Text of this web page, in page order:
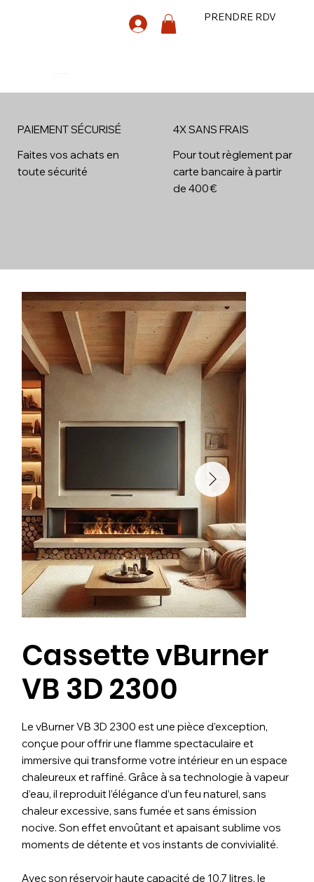
PRENDRE RDV
Cassette vBurner
VB 3D 2300
Le vBurner VB 3D 2300 est une pièce d’exception,
conçue pour offrir une flamme spectaculaire et
immersive qui transforme votre intérieur en un espace
chaleureux et raffiné. Grâce à sa technologie à vapeur
d’eau, il reproduit l’élégance d’un feu naturel, sans
chaleur excessive, sans fumée et sans émission
nocive. Son effet envoûtant et apaisant sublime vos
moments de détente et vos instants de convivialité.
Avec son réservoir haute capacité de 10,7 litres, le
PAIEMENT SÉCURISÉ
Faites vos achats en
toute sécurité
4x
4X SANS FRAIS
Pour tout règlement par
carte bancaire à partir
de 400 €